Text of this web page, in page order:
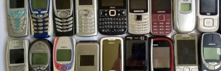
şirket artık telefon üretmiyor. Akıllı telefon
devrimi ile birlikte piyasanın gerisinde kalan
firma telefon satışını ve üretimini bıraktığını
açıklamıştı. Elde edilen verilere göre dev şirket
tek bir ürün bile satmadan milyarlarca dolar
kazanmaya devam ediyor.